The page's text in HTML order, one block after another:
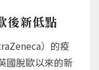
後新低點
）的疫
國脫歐以來的新